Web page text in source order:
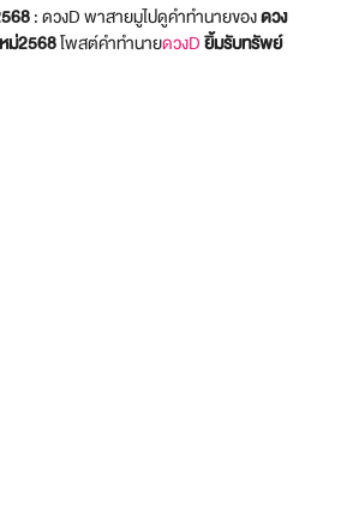
: ดวงD พาสายมูไปดูคำทำนายของดวง
ม่2568โพสต์คำทำนายดวงDยิ้มรับทรัพย์